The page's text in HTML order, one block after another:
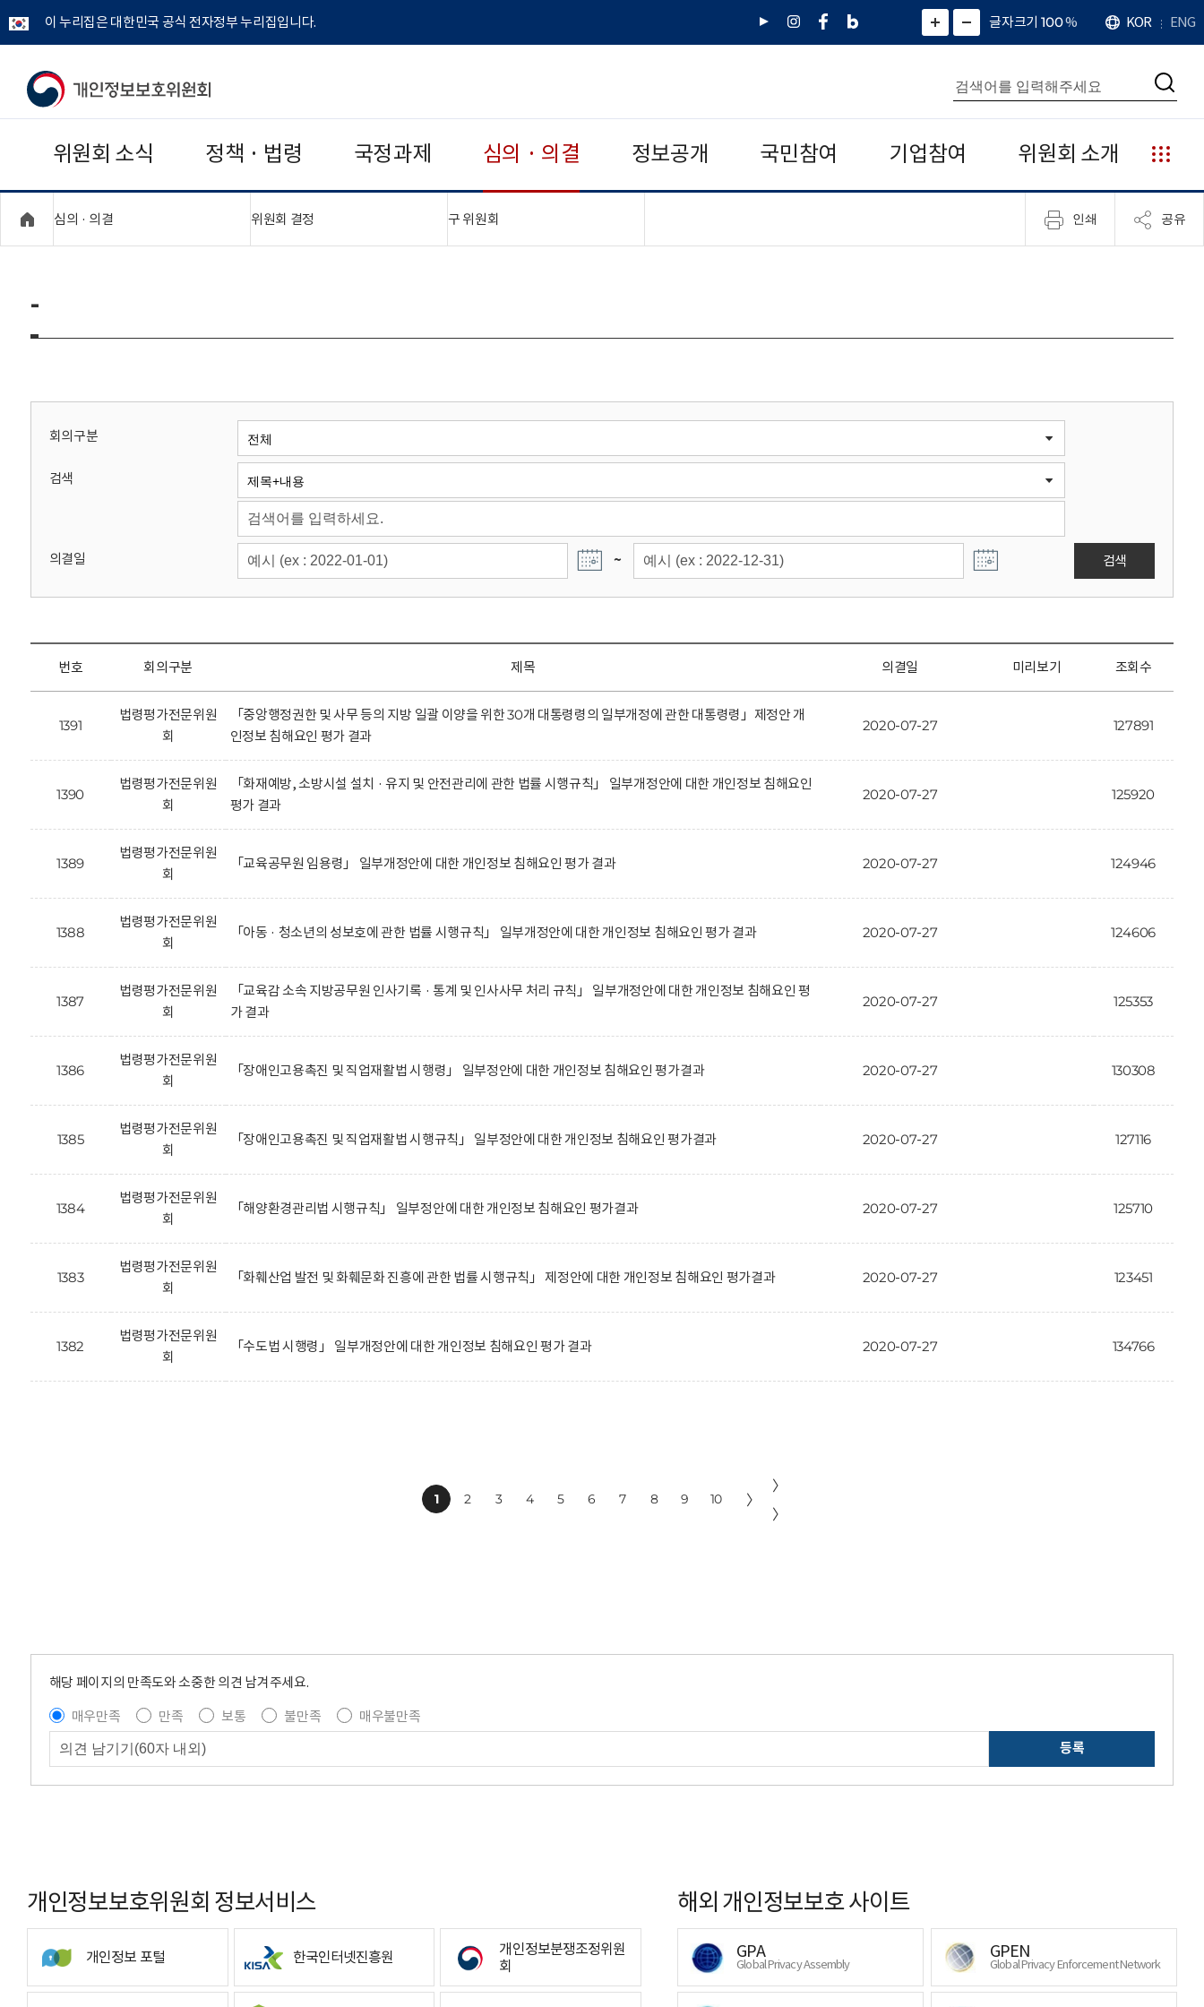
이 누리집은 대한민국 공식 전자정부 누리집입니다.
유
인
페
네
그
)
화
면
면
소
확
대
치
글자크기 100%
언
어
KOR ENG
개
보
보
위
회
통
합
검
색
검
위원회 소식 정책 · 법령 국정과제 심의 · 의결 정보공개 국민참여 기업참여 위원회 소개
누
리
집
안
심의 · 의결 위원회 결정 구 위원회 인쇄 공유
-
회의구분
검색
의결일 ~ 검색
번호 회의구분 제목 의결일 미리보기 조회수
1391
법령평가전문위원
회
「중앙행정권한 및 사무 등의 지방 일괄 이양을 위한 30개 대통령령의 일부개정에 관한 대통령령」제정안 개
인정보 침해요인 평가 결과
2020-07-27 127891
1390
법령평가전문위원
회
「화재예방, 소방시설 설치 · 유지 및 안전관리에 관한 법률 시행규칙」 일부개정안에 대한 개인정보 침해요인
평가 결과
2020-07-27 125920
1389
법령평가전문위원
회
「교육공무원 임용령」 일부개정안에 대한 개인정보 침해요인 평가 결과 2020-07-27 124946
1388
법령평가전문위원
회
「아동 · 청소년의 성보호에 관한 법률 시행규칙」 일부개정안에 대한 개인정보 침해요인 평가 결과 2020-07-27 124606
1387
법령평가전문위원
회
「교육감 소속 지방공무원 인사기록 · 통계 및 인사사무 처리 규칙」 일부개정안에 대한 개인정보 침해요인 평
가 결과
2020-07-27 125353
1386
법령평가전문위원
회
「장애인고용촉진 및 직업재활법 시행령」 일부정안에 대한 개인정보 침해요인 평가결과 2020-07-27 130308
1385
법령평가전문위원
회
「장애인고용촉진 및 직업재활법 시행규칙」 일부정안에 대한 개인정보 침해요인 평가결과 2020-07-27 127116
1384
법령평가전문위원
회
「해양환경관리법 시행규칙」 일부정안에 대한 개인정보 침해요인 평가결과 2020-07-27 125710
1383
법령평가전문위원
회
「화훼산업 발전 및 화훼문화 진흥에 관한 법률 시행규칙」 제정안에 대한 개인정보 침해요인 평가결과 2020-07-27 123451
1382
법령평가전문위원
회
「수도법 시행령」 일부개정안에 대한 개인정보 침해요인 평가 결과 2020-07-27 134766
1 2 3 4 5 6 7 8 9 10 〉
〉
〉
해당 페이지의 만족도와 소중한 의견 남겨주세요.
매우만족
만족 보통 불만족
매우불만족
등록
개인정보보호위원회 정보서비스
개인정보 포털 한국인터넷진흥원
개인정보분쟁조정위원
회
해외 개인정보보호 사이트
GPA
Global Privacy Assembly
GPEN
Global Privacy Enforcement Network